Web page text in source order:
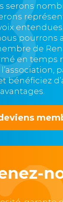
serons
entendues,
pourrons
de
en temps
bénéficiez
avantages.